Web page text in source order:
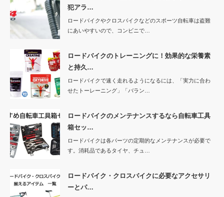
犯アラ…
ロードバイクやクロスバイクなどのスポーツ自転車は盗難
にあいやすいので、コンビニで…
ロードバイクのトレーニングに！効果的な栄養素
と持久…
ロードバイクで速く走れるようになるには、「実力に合わ
せたトーレーニング」「バラン…
ロードバイクのメンテナンスするなら自転車工具
箱セッ…
ロードバイクは各パーツの定期的なメンテナンスが必要で
す。消耗品であるタイヤ、チュ…
ロードバイク・クロスバイクに必要なアクセサリ
ーとパ…